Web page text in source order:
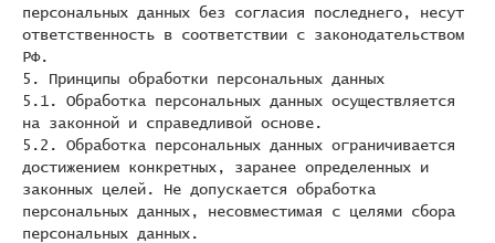
персональных данных без согласия последнего, несут
ответственность в соответствии с законодательством
РФ.
5. Принципы обработки персональных данных
5.1. Обработка персональных данных осуществляется
на законной и справедливой основе.
5.2. Обработка персональных данных ограничивается
достижением конкретных, заранее определенных и
законных целей. Не допускается обработка
персональных данных, несовместимая с целями сбора
персональных данных.